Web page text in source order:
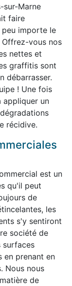
sur-Marne
faire
importe le
vous nos
nettes et
graffitis sont
débarrasser.
! Une fois
appliquer un
de récidive.
est un
qu'il peut
de
les
s'y sentiront
société de
surfaces
en prenant en
Nous nous
de